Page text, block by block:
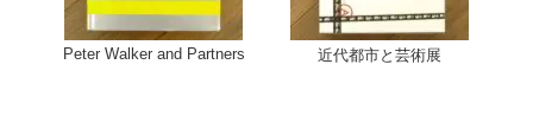
Peter Walker and Partners 近代都市と芸術展